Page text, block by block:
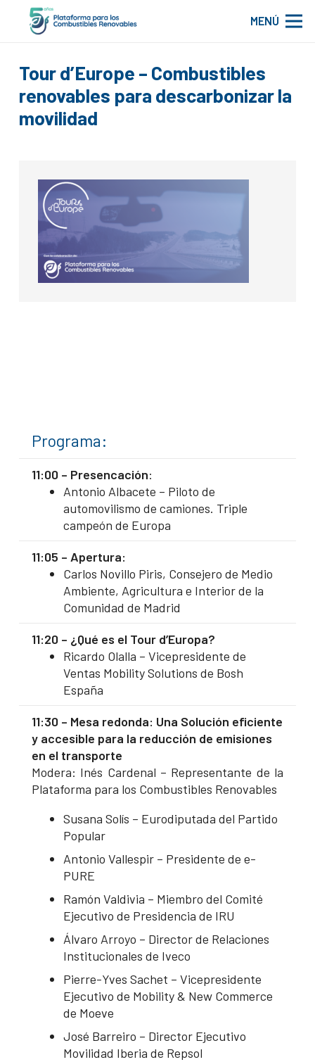
MENÚ
Tour d’Europe – Combustibles
renovables para descarbonizar la
movilidad
Programa:
11:00 – Presencación:
Antonio Albacete – Piloto de
automovilismo de camiones. Triple
campeón de Europa
11:05 – Apertura:
Carlos Novillo Piris, Consejero de Medio
Ambiente, Agricultura e Interior de la
Comunidad de Madrid
11:20 – ¿Qué es el Tour d’Europa?
Ricardo Olalla – Vicepresidente de
Ventas Mobility Solutions de Bosh
España
11:30 – Mesa redonda: Una Solución eficiente
y accesible para la reducción de emisiones
en el transporte
Modera: Inés Cardenal – Representante de la
Plataforma para los Combustibles Renovables
Susana Solís – Eurodiputada del Partido
Popular
Antonio Vallespir – Presidente de e-
PURE
Ramón Valdivia – Miembro del Comité
Ejecutivo de Presidencia de IRU
Álvaro Arroyo – Director de Relaciones
Institucionales de Iveco
Pierre-Yves Sachet – Vicepresidente
Ejecutivo de Mobility & New Commerce
de Moeve
José Barreiro – Director Ejecutivo
Movilidad Iberia de Repsol